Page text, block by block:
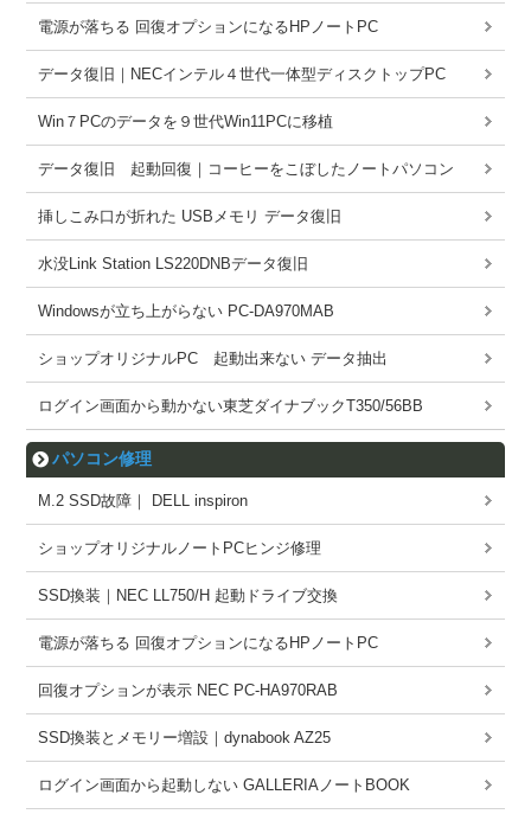
電源が落ちる 回復オプションになるHPノートPC
データ復旧｜NECインテル４世代一体型ディスクトップPC
Win７PCのデータを９世代Win11PCに移植
データ復旧 起動回復｜コーヒーをこぼしたノートパソコン
挿しこみ口が折れた USBメモリ データ復旧
水没Link Station LS220DNBデータ復旧
Windowsが立ち上がらない PC-DA970MAB
ショップオリジナルPC 起動出来ない データ抽出
ログイン画面から動かない東芝ダイナブックT350/56BB
パソコン修理
M.2 SSD故障｜ DELL inspiron
ショップオリジナルノートPCヒンジ修理
SSD換装｜NEC LL750/H 起動ドライブ交換
電源が落ちる 回復オプションになるHPノートPC
回復オプションが表示 NEC PC-HA970RAB
SSD換装とメモリー増設｜dynabook AZ25
ログイン画面から起動しない GALLERIAノートBOOK